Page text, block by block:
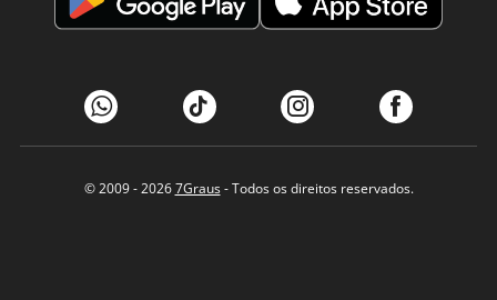
© 2009 - 20267Graus- Todos os direitos reservados.